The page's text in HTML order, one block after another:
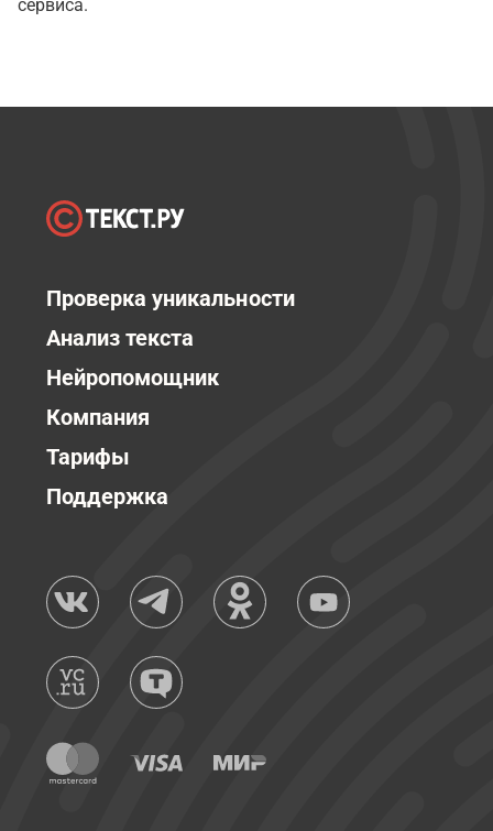
сервиса.
Проверка уникальности
Анализ текста
Нейропомощник
Компания
Тарифы
Поддержка